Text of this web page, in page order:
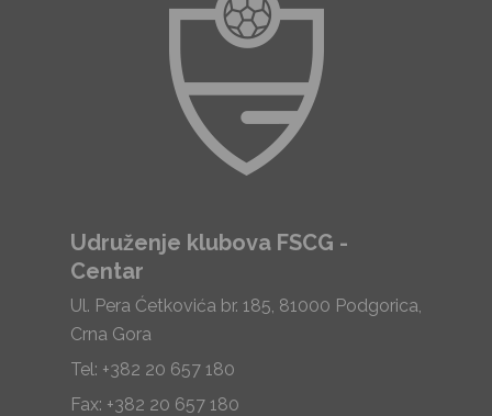
Udruženje klubova FSCG -
Centar
Ul. Pera Ćetkovića br. 185, 81000 Podgorica,
Crna Gora
Tel: +382 20 657 180
Fax: +382 20 657 180